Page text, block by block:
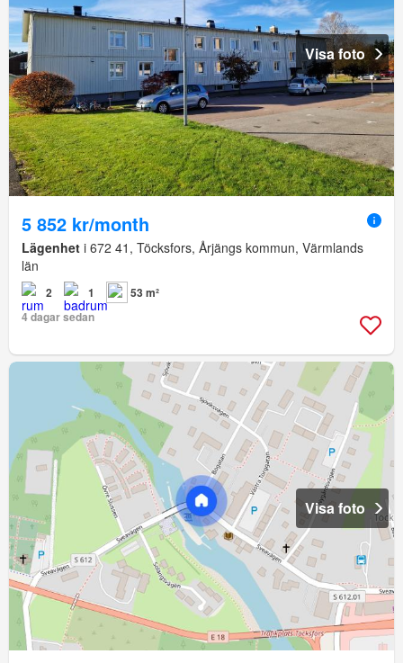
Visa foto
5 852 kr/month
Lägenhet i 672 41, Töcksfors, Årjängs kommun, Värmlands
län
2 1
53 m²
4 dagar sedan
Visa foto